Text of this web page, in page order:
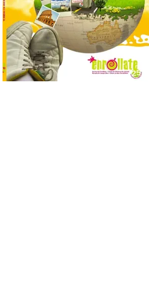
de animación dirigidas a
todos los públicos. La
Bañeza inauguró en la tarde de este
martes 4 de agosto una nueva edición de
su tradicional Mercado Medieval, que
hasta el próximo 6 […]
Un viaje a la Antigüedad: